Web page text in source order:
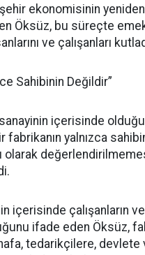
şehir ekonomisinin
Öksüz, bu süreçte
ve çalışanları
Sahibinin Değildir”
sanayinin içerisinde
fabrikanın yalnızca
olarak
içerisinde çalışanların
ifade eden Öksüz,
tedarikçilere, devlete